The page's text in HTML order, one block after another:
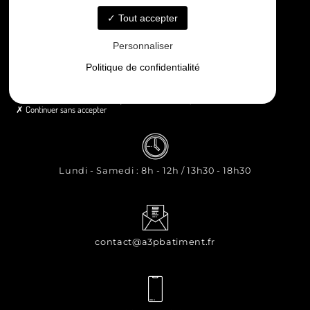
Contact
Lundi - Samedi : 8h - 12h / 13h30 - 18h30
contact@a3pbatiment.fr
Tout accepter
Personnaliser
Politique de confidentialité
Continuer sans accepter